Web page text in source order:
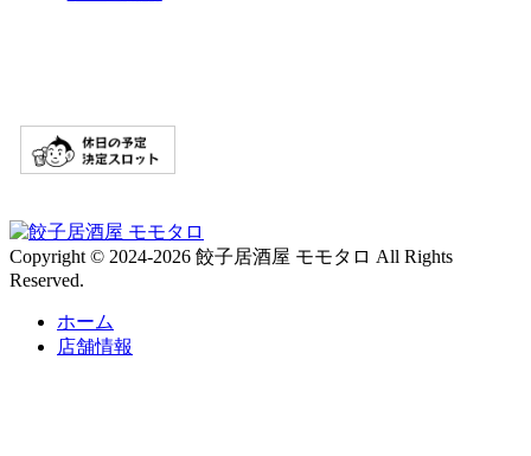
Copyright © 2024-2026 餃子居酒屋 モモタロ All Rights
Reserved.
ホーム
店舗情報